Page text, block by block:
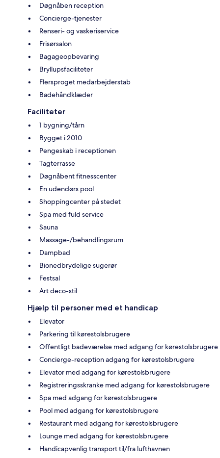
Døgnåben reception
Concierge-tjenester
Renseri- og vaskeriservice
Frisørsalon
Bagageopbevaring
Bryllupsfaciliteter
Flersproget medarbejderstab
Badehåndklæder
Faciliteter
1 bygning/tårn
Bygget i 2010
Pengeskab i receptionen
Tagterrasse
Døgnåbent fitnesscenter
En udendørs pool
Shoppingcenter på stedet
Spa med fuld service
Sauna
Massage-/behandlingsrum
Dampbad
Bionedbrydelige sugerør
Festsal
Art deco-stil
Hjælp til personer med et handicap
Elevator
Parkering til kørestolsbrugere
Offentligt badeværelse med adgang for kørestolsbrugere
Concierge-reception adgang for kørestolsbrugere
Elevator med adgang for kørestolsbrugere
Registreringsskranke med adgang for kørestolsbrugere
Spa med adgang for kørestolsbrugere
Pool med adgang for kørestolsbrugere
Restaurant med adgang for kørestolsbrugere
Lounge med adgang for kørestolsbrugere
Handicapvenlig transport til/fra lufthavnen